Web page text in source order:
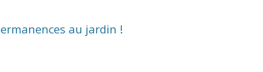
au jardin !